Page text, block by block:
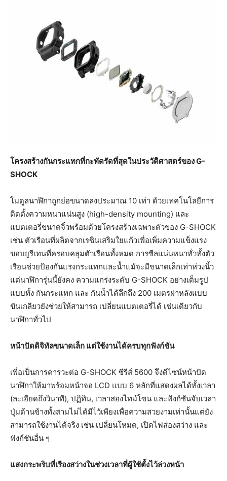
โครงสร้างกันกระแทกที่กะทัดรัดที่สุดในประวัติศาสตร์ของG-
SHOCK
โมดูลนาฬิกาถูกย่อขนาดลงประมาณ 10 เท่า ด้วยเทคโนโลยีการ
ติดตั้งความหนาแน่นสูง (high-density mounting) และ
แบตเตอรี่ขนาดจิ๋วพร้อมด้วยโครงสร้างเฉพาะตัวของ G-SHOCK
เช่น ตัวเรือนที่ผลิตจากเรซินเสริมใยแก้วเพื่อเพิ่มความแข็งแรง
ขอบยูรีเทนที่ครอบคลุมตัวเรือนทั้งหมด การซีลแน่นหนาทั่วทั้งตัว
เรือนช่วยป้องกันแรงกระแทกและน้ำแม้จะมีขนาดเล็กเท่าห่วงนิ้ว
แต่นาฬิการุ่นนี้ยังคง ความแกร่งระดับ G-SHOCK อย่างเต็มรูป
แบบทั้ง กันกระแทก และ กันน้ำได้ลึกถึง 200 เมตรฝาหลังแบบ
ขันเกลียวยังช่วยให้สามารถ เปลี่ยนแบตเตอรี่ได้ เช่นเดียวกับ
นาฬิกาทั่วไป
หน้าปัดดิจิทัลขนาดเล็ก แต่ใช้งานได้ครบทุกฟังก์ชัน
เพื่อเป็นการคารวะต่อ G-SHOCK ซีรีส์ 5600 จึงดีไซน์หน้าปัด
นาฬิกาให้มาพร้อมหน้าจอ LCD แบบ 6 หลักที่แสดงผลได้ทั้งเวลา
(ละเอียดถึงวินาที), ปฏิทิน, เวลาสองไทม์โซน และฟังก์ชันจับเวลา
ปุ่มด้านข้างทั้งสามไม่ได้มีไว้เพียงเพื่อความสวยงามเท่านั้นแต่ยัง
สามารถใช้งานได้จริง เช่น เปลี่ยนโหมด, เปิดไฟส่องสว่าง และ
ฟังก์ชันอื่น ๆ
แสงกระพริบที่เรืองสว่างในช่วงเวลาที่ผู้ใช้ตั้งไว้ล่วงหน้า